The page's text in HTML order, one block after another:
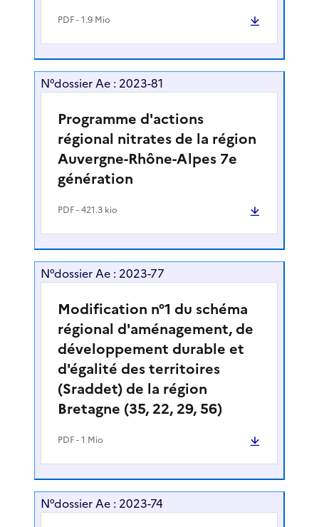
PDF- 1.9 Mio
N°dossier Ae : 2023-81
Programme d'actions
régional nitrates de la région
Auvergne-Rhône-Alpes 7e
génération
PDF- 421.3 kio
N°dossier Ae : 2023-77
Modification n°1 du schéma
régional d'aménagement, de
développement durable et
d'égalité des territoires
(Sraddet) de la région
Bretagne (35, 22, 29, 56)
PDF- 1 Mio
N°dossier Ae : 2023-74